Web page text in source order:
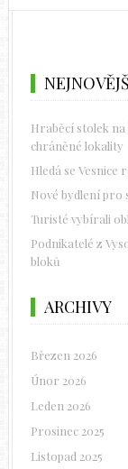
Hraběcí stolek
chráněné lokality
Hledá se Vesnice
Nové bydlení pro
Turisté vybírali
Podnikatelé z
bloků
ARCHIVY
Březen 2026
Únor 2026
Leden 2026
Prosinec 2025
Listopad 2025